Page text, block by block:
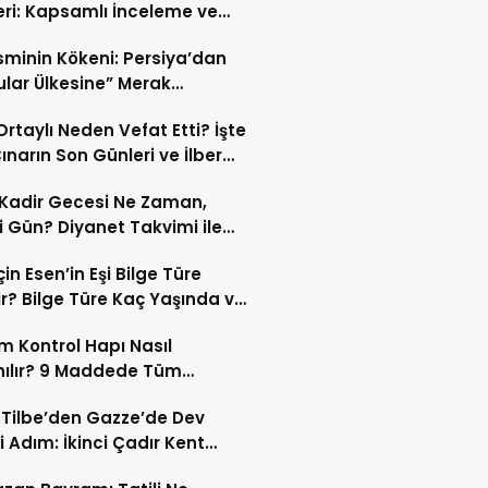
Kapsamlı İnceleme ve
Kökeni: Persiya’dan
Ülkesine” Merak
Neden Vefat Etti? İşte
Son Günleri ve İlber
Gecesi Ne Zaman,
Gün? Diyanet Takvimi ile
Esen’in Eşi Bilge Türe
Bilge Türe Kaç Yaşında ve
Kontrol Hapı Nasıl
9 Maddede Tüm
Tilbe’den Gazze’de Dev
Adım: İkinci Çadır Kent